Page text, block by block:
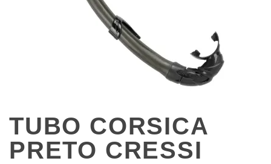
TUBO CORSICA
PRETO CRESSI